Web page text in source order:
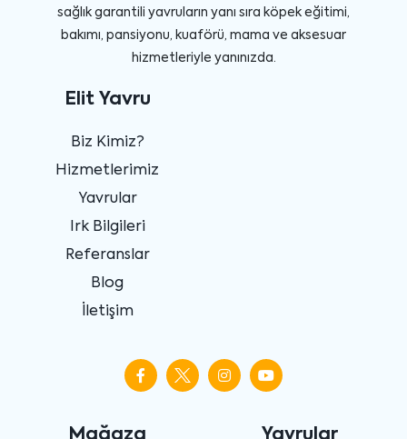
sağlık garantili yavruların yanı sıra köpek eğitimi,
bakımı, pansiyonu, kuaförü, mama ve aksesuar
hizmetleriyle yanınızda.
Elit Yavru
Biz Kimiz?
Hizmetlerimiz
Yavrular
Irk Bilgileri
Referanslar
Blog
İletişim